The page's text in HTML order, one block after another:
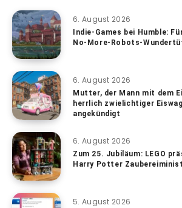
6. August 2026
Indie-Games bei Humble:
No-More-Robots-
6. August 2026
Mutter, der Mann mit dem
herrlich zwielichtiger
angekündigt
6. August 2026
Zum 25. Jubiläum: LEGO
Harry Potter
5. August 2026